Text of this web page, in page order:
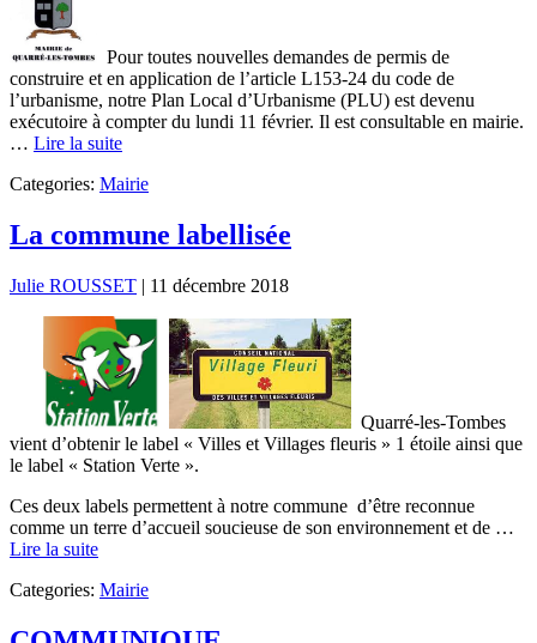
Pour toutes nouvelles demandes de permis de
construire et en application de l’article L153-24 du code de
l’urbanisme, notre Plan Local d’Urbanisme (PLU) est devenu
exécutoire à compter du lundi 11 février. Il est consultable en mairie.
… Lire la suite
Categories: Mairie
La commune labellisée
Julie ROUSSET | 11 décembre 2018
Quarré-les-Tombes
vient d’obtenir le label « Villes et Villages fleuris » 1 étoile ainsi que
le label « Station Verte ».
Ces deux labels permettent à notre commune d’être reconnue
comme un terre d’accueil soucieuse de son environnement et de …
Lire la suite
Categories: Mairie